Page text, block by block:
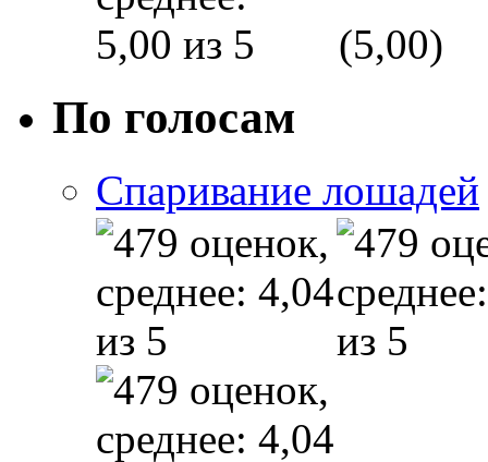
(5,00)
По голосам
Спаривание лошадей